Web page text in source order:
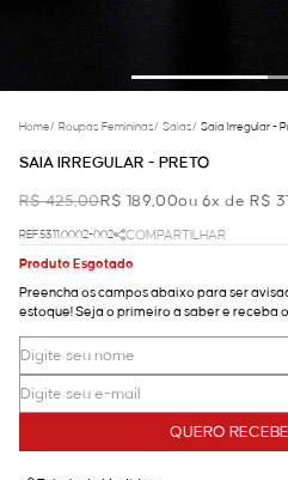
Home/ Roupas Femininas/ Saias/ Saia Irregular -
SAIA IRREGULAR - PRETO
R$ 425,00R$ 189,00ou 6x de R$
REF.53.11.0002-002
COMPARTILHAR
Produto Esgotado
Preencha os campos abaixo para ser
estoque! Seja o primeiro a saber e receba
QUERO